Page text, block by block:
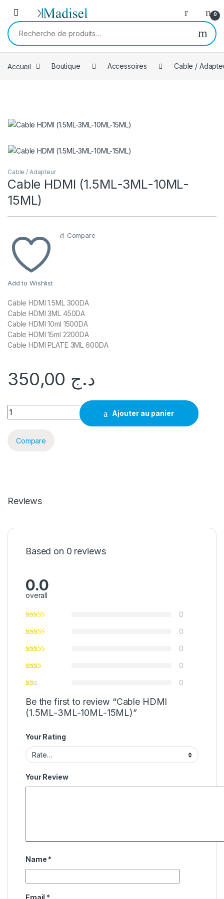
0
Recherche pour :
Accueil Boutique Accessoires Cable /
Cable / Adapteur
Cable HDMI (1.5ML-3ML-10ML-
15ML)
Add to Wishlist
Compare
Cable HDMI 1.5ML 300DA
Cable HDMI 3ML 450DA
Cable HDMI 10ml 1500DA
Cable HDMI 15ml 2200DA
Cable HDMI PLATE 3ML 600DA
د.ج
Cable HDMI (1.5ML-3ML-10ML-15ML) quantity
Ajouter au panier
Compare
Reviews
Based on 0 reviews
0.0
overall
0
0
0
0
0
Be the first to review “Cable HDMI
(1.5ML-3ML-10ML-15ML)”
Your Rating
Your Review
Name *